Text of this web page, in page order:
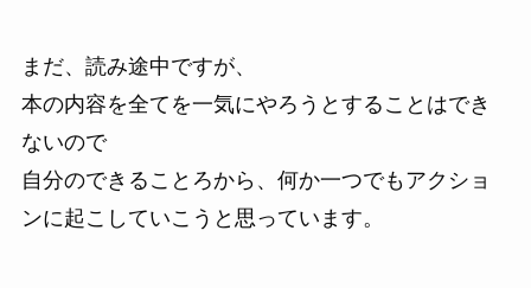
まだ、読み途中ですが、
本の内容を全てを一気にやろうとすることはでき
ないので
自分のできることろから、何か一つでもアクショ
ンに起こしていこうと思っています。